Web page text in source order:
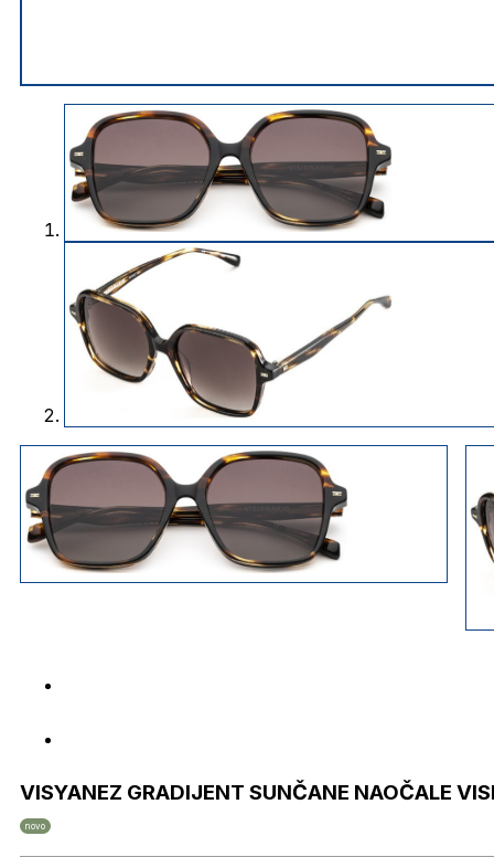
VISYANEZ GRADIJENT SUNČANE NAOČALE
novo